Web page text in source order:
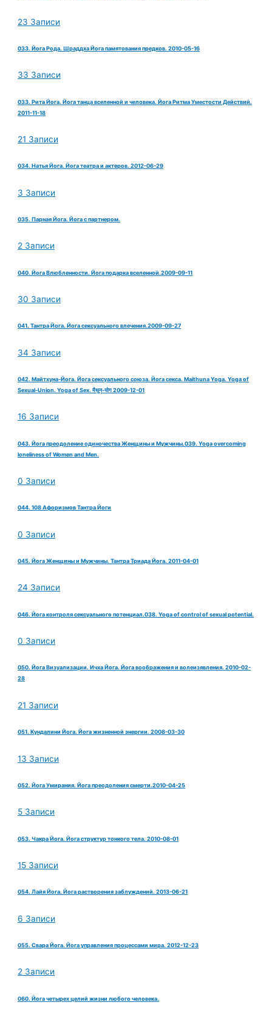
23 Записи
033. Йога Рода. Шраддха Йога памятования предков. 2010-05-16
33 Записи
033. Рита Йога. Йога танца вселенной и человека. Йога Ритма Уместости Действий.
2011-11-18
21 Записи
034. Натья Йога. Йога театра и актеров. 2012-06-29
3 Записи
035. Парная Йога. Йога с партнером.
2 Записи
040. Йога Влюбленности. Йога подарка вселенной.2009-09-11
30 Записи
041. Тантра Йога. Йога сексуального влечения.2009-09-27
34 Записи
042. Майтхуна-Йога. Йога сексуального союза. Йога секса. Maithuna Yoga. Yoga of
Sexual-Union. Yoga of Sex. मैथुन-योग 2009-12-01
16 Записи
043. Йога преодоление одиночества Женщины и Мужчины.039. Yoga overcoming
loneliness of Women and Men.
0 Записи
044. 108 Афоризмов Тантра Йоги
0 Записи
045. Йога Женщины и Мужчины. Тантра Триада Йога. 2011-04-01
24 Записи
046. Йога контроля сексуального потенциал.038. Yoga of control of sexual potential.
0 Записи
050. Йога Визуализации. Ичха Йога. Йога воображения и волеизявления. 2010-02-
28
21 Записи
051. Кундалини Йога. Йога жизненной энергии. 2008-03-30
13 Записи
052. Йога Умирания. Йога преодоления смерти.2010-04-25
5 Записи
053. Чакра Йога. Йога структур тонкого тела. 2010-08-01
15 Записи
054. Лайя Йога. Йога растворения заблуждений. 2013-06-21
6 Записи
055. Свара Йога. Йога управления процессами мира. 2012-12-23
2 Записи
060. Йога четырех целий жизни любого человека.